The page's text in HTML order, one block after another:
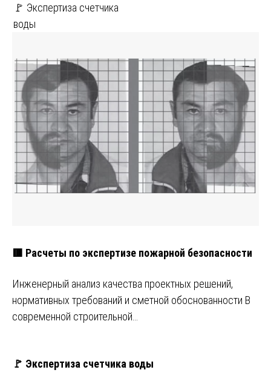
🚩 Экспертиза счетчика
воды
🟥 Расчеты по экспертизе пожарной безопасности
Инженерный анализ качества проектных решений,
нормативных требований и сметной обоснованности В
современной строительной…
🚩 Экспертиза счетчика воды